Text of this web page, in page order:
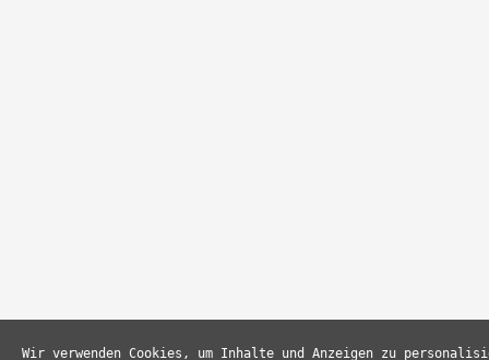
Wir verwenden Cookies, um Inhalte und Anzeigen zu